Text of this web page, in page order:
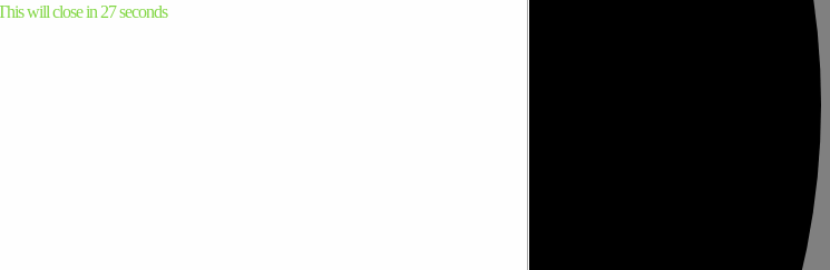
will close in 26seconds